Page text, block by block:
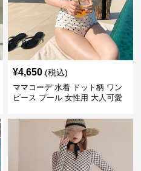
¥4,650 (税込)
ママコーデ 水着 ドット柄 ワン
ピース プール 女性用 大人可愛